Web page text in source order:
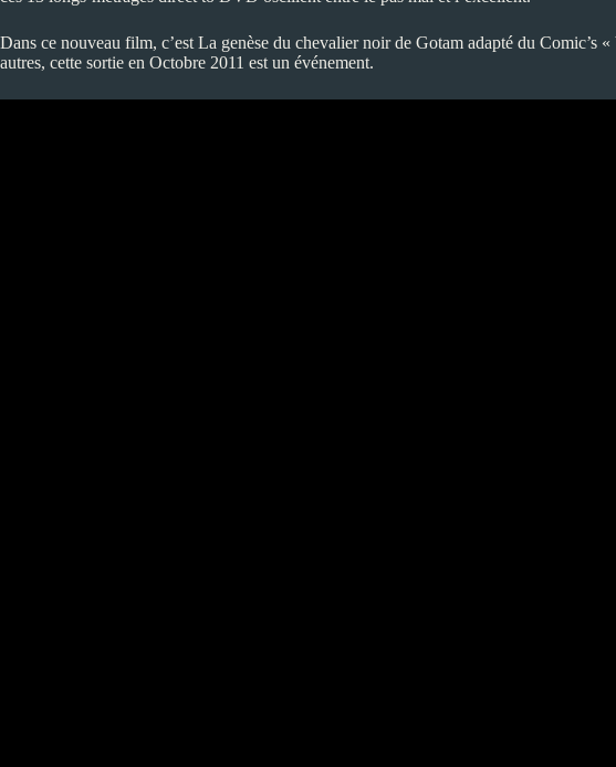
Dans ce nouveau film, c’est La genèse du chevalier noir de Gotam adapté du
autres, cette sortie en Octobre 2011 est un événement.